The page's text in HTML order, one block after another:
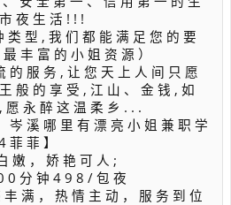
夜 生 活 ! ! !
类 型 , 我 们 都 能 满 足 您 的 要
丰 富 的 小 姐 资 源 ）
的 服 务 , 让 您 天 上 人 间 只 愿
般 的 享 受 , 江 山 、 金 钱 , 如
永 醉 这 温 柔 乡 . . .
溪 哪 里 有 漂 亮 小 姐 兼 职 学
菲 】
嫩 ， 娇 艳 可 人 ;
0 分 钟 4 9 8 / 包 夜
满 ， 热 情 主 动 ， 服 务 到 位